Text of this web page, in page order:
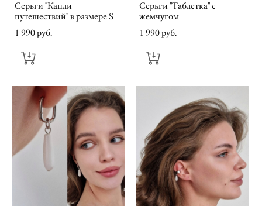
Серьги "Капли
путешествий" в размере S
1 990 pуб.
Серьги "Таблетка" с
жемчугом
1 990 pуб.